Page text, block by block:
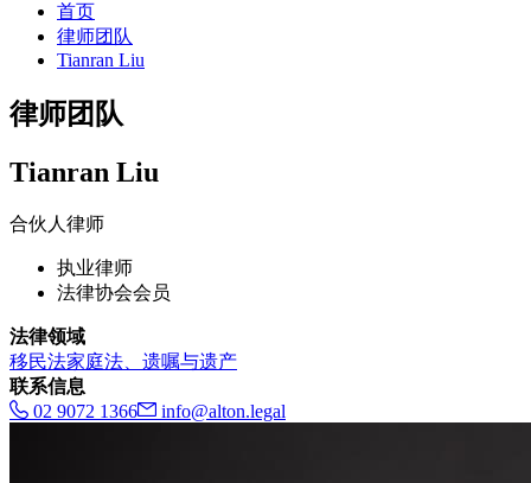
首页
律师团队
Tianran Liu
律师团队
Tianran Liu
合伙人律师
执业律师
法律协会会员
法律领域
移民法家庭法、遗嘱与遗产
联系信息
02 9072 1366
info@alton.legal